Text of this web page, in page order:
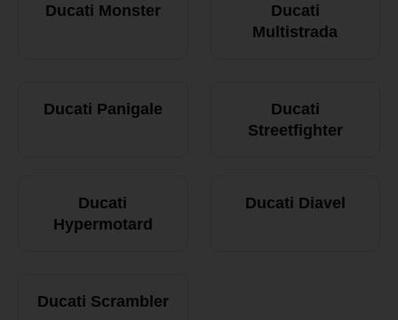
Ducati Monster
Ducati
Multistrada
Ducati Panigale
Ducati
Streetfighter
Ducati
Hypermotard
Ducati Diavel
Ducati Scrambler